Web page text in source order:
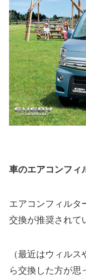
車のエアコンフィ
エアコンフィルタ
交換が推奨されて
（最近はウィル
ら交換した方が思